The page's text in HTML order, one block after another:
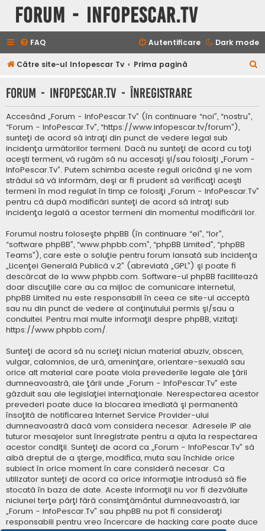
Forum - InfoPescar.Tv
Dark mode
FAQ Autentificare
Către site-ul Infopescar Tv Prima pagină
t
Forum - InfoPescar.Tv - Înregistrare
Accesând „Forum - InfoPescar.Tv” (în continuare “noi”, “nostru”,
“Forum - InfoPescar.Tv”, “https://www.infopescar.tv/forum”),
sunteţi de acord să intraţi din punct de vedere legal sub
incidenţa următorilor termeni. Dacă nu sunteţi de acord cu toţi
aceşti termeni, vă rugăm să nu accesaţi şi/sau folosiţi „Forum -
InfoPescar.Tv”. Putem schimba aceste reguli oricând şi ne vom
strădui să vă informăm, deşi ar fi prudent să verificaţi aceşti
termeni în mod regulat în timp ce folosiţi „Forum - InfoPescar.Tv”
pentru că după modificări sunteţi de acord să intraţi sub
incidenţa legală a acestor termeni din momentul modificării lor.
Forumul nostru foloseşte phpBB (în continuare “ei”, “lor”,
“software phpBB”, “www.phpbb.com”, “phpBB Limited”, “phpBB
Teams”), care este o soluţie pentru forum lansată sub incidenţa
„Licenţei Generală Publică v.2” (abreviată „GPL”) şi poate fi
descărcat de la www.phpbb.com. Software-ul phpBB facilitează
doar discuţiile care au ca mijloc de comunicare internetul,
phpBB Limited nu este responsabill în ceea ce site-ul acceptă
sau nu din punct de vedere al conţinutului permis şi/sau a
conduitei. Pentru mai multe informaţii despre phpBB, vizitaţi:
https://www.phpbb.com/.
Sunteţi de acord să nu scrieţi niciun material abuziv, obscen,
vulgar, calomnios, de ură, ameninţare, orientare-sexuală sau
orice alt material care poate viola prevederile legale ale ţării
dumneavoastră, ale ţării unde „Forum - InfoPescar.Tv” este
găzduit sau ale legislaţiei internaţionale. Nerespectarea acestor
prevederi poate duce la blocarea imediată şi permanentă
însoţită de notificarea Internet Service Provider-ului
dumneavoastră dacă vom considera necesar. Adresele IP ale
tuturor mesajelor sunt înregistrate pentru a ajuta la respectarea
acestor condiţii. Sunteţi de acord ca „Forum - InfoPescar.Tv” să
aibă dreptul de a şterge, modifica, muta sau închide orice
subiect în orice moment în care consideră necesar. Ca
utilizator sunteţi de acord ca orice informaţie introdusă să fie
stocată în baza de date. Aceste informaţii nu vor fi dezvăluite
niciunei terţe părţi fără consimţământul dumneavoastră, iar
„Forum - InfoPescar.Tv” sau phpBB nu pot fi consideraţi
responsabili pentru vreo încercare de hacking care poate duce